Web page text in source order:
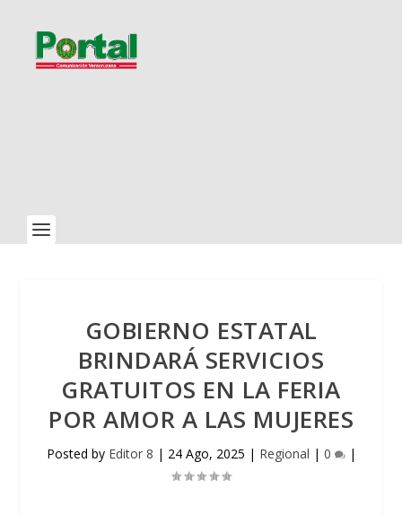
GOBIERNO ESTATAL
BRINDARÁ SERVICIOS
GRATUITOS EN LA FERIA
POR AMOR A LAS MUJERES
Posted by Editor 8 | 24 Ago, 2025 | Regional | 0 |